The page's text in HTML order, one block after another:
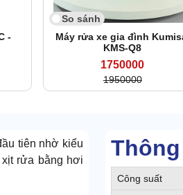
-
So sánh
Máy rửa xe gia đình
KMS-Q8
1750000
1950000
Công suất
tiên nhờ kiểu
rửa bằng hơi